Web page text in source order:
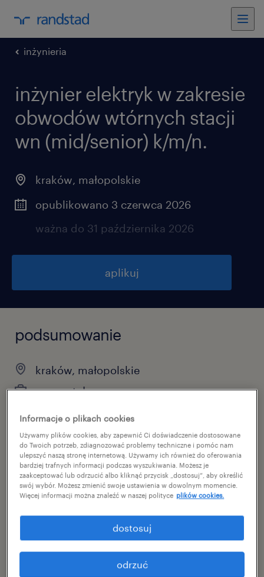
inżynieria
inżynier elektryk w zakresie
obwodów wtórnych stacji
wn (mid/senior) k/m/n.
kraków, małopolskie
opublikowano 3 czerwca 2026
ważna do 31 października 2026
aplikuj
podsumowanie
kraków, małopolskie
praca stała
pełen etat
specjalizacja
inżynieria
reference number
Informacje o plikach cookies
Używamy plików cookies, aby zapewnić Ci doświadczenie dostosowane
do Twoich potrzeb, zdiagnozować problemy techniczne i pomóc nam
ulepszyć naszą stronę internetową. Używamy ich również do oferowania
bardziej trafnych informacji podczas wyszukiwania. Możesz je
zaakceptować lub odrzucić albo kliknąć przycisk „dostosuj”, aby określić
swój wybór. Możesz zmienić swoje ustawienia w dowolnym momencie.
Więcej informacji można znaleźć w naszej polityce plików cookies.
odrzuć
dostosuj